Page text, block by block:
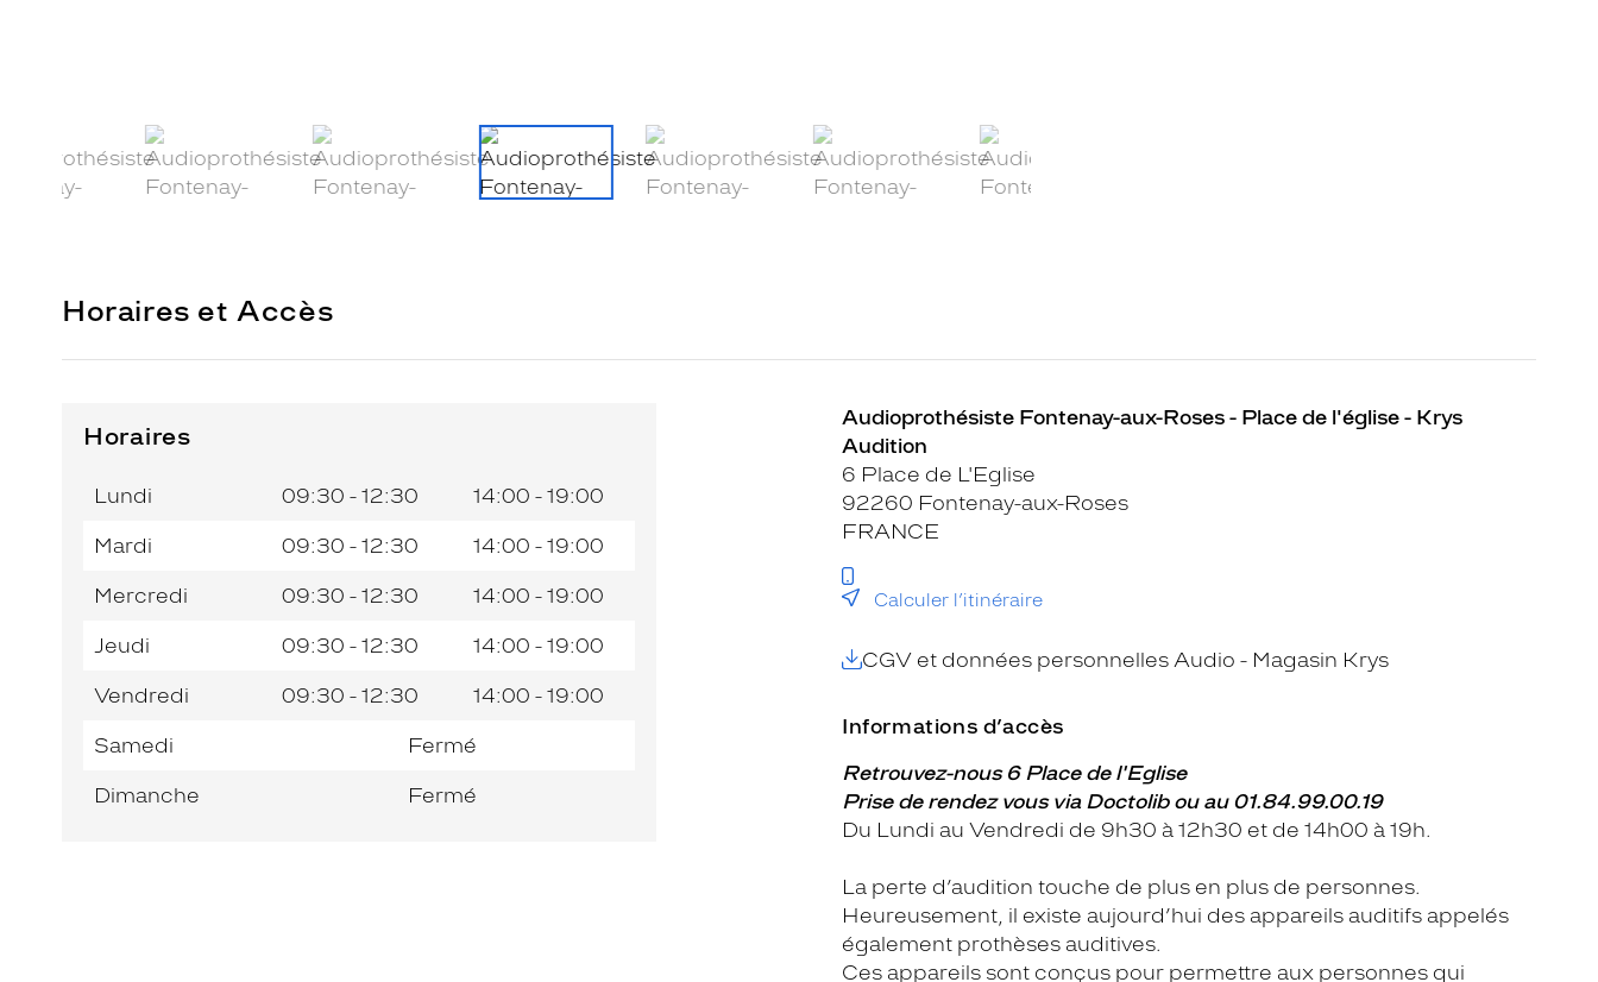
Horaires et Accès
Horaires
Jour de
semaine
Horaires
l’après-
Lundi 09:30 - 12:30 14:00 - 19:00
Mardi 09:30 - 12:30 14:00 - 19:00
Mercredi 09:30 - 12:30 14:00 - 19:00
Jeudi 09:30 - 12:30 14:00 - 19:00
Vendredi 09:30 - 12:30 14:00 - 19:00
Samedi Fermé
Dimanche Fermé
Audioprothésiste Fontenay-aux-Roses - Place de l'église - Krys
Audition
6 Place de L'Eglise
92260 Fontenay-aux-Roses
FRANCE
Calculer l’itinéraire
CGV et données personnelles Audio - Magasin Krys
Informations d’accès
Retrouvez-nous 6 Place de l'Eglise
Prise de rendez vous via Doctolib ou au 01.84.99.00.19
Du Lundi au Vendredi de 9h30 à 12h30 et de 14h00 à 19h.
La perte d’audition touche de plus en plus de personnes.
Heureusement, il existe aujourd’hui des appareils auditifs appelés
également prothèses auditives.
Ces appareils sont conçus pour permettre aux personnes qui